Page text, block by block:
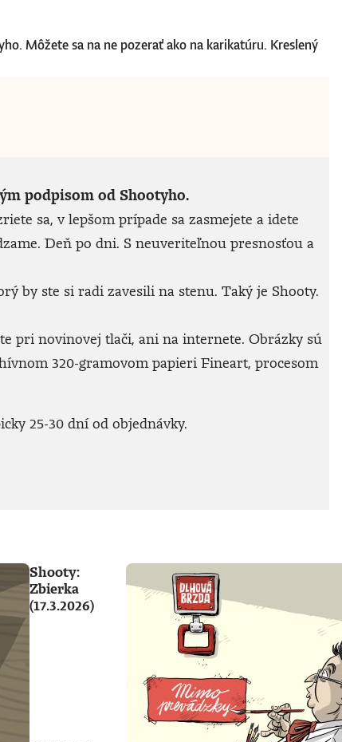
Môžete sa na ne pozerať ako na karikatúru. Kreslený
podpisom od Shootyho.
sa, v lepšom prípade sa zasmejete a idete
Deň po dni. S neuveriteľnou presnosťou a
by ste si radi zavesili na stenu. Taký je Shooty.
pri novinovej tlači, ani na internete. Obrázky sú
320-gramovom papieri Fineart, procesom
25-30 dní od objednávky.
Shooty:
Zbierka
(17.3.2026)